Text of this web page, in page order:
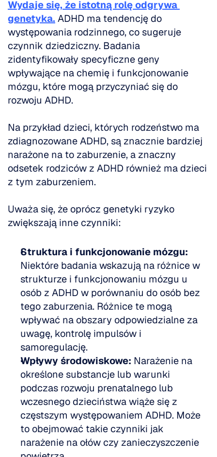
Wydaje się, że istotną rolę odgrywa
genetyka. ADHD ma tendencję do
występowania rodzinnego, co sugeruje
czynnik dziedziczny. Badania
zidentyfikowały specyficzne geny
wpływające na chemię i funkcjonowanie
mózgu, które mogą przyczyniać się do
rozwoju ADHD.
Na przykład dzieci, których rodzeństwo ma
zdiagnozowane ADHD, są znacznie bardziej
narażone na to zaburzenie, a znaczny
odsetek rodziców z ADHD również ma dzieci
z tym zaburzeniem.
Uważa się, że oprócz genetyki ryzyko
zwiększają inne czynniki:
Struktura i funkcjonowanie mózgu:
Niektóre badania wskazują na różnice w
strukturze i funkcjonowaniu mózgu u
osób z ADHD w porównaniu do osób bez
tego zaburzenia. Różnice te mogą
wpływać na obszary odpowiedzialne za
uwagę, kontrolę impulsów i
samoregulację.
Wpływy środowiskowe: Narażenie na
określone substancje lub warunki
podczas rozwoju prenatalnego lub
wczesnego dzieciństwa wiąże się z
częstszym występowaniem ADHD. Może
to obejmować takie czynniki jak
narażenie na ołów czy zanieczyszczenie